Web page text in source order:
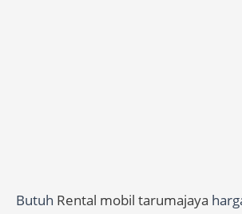
Butuh Rental mobil tarumajaya